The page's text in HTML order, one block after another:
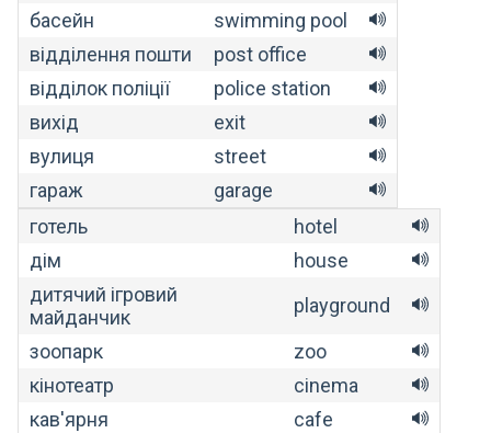
басейн
swimming pool
відділення пошти
post office
відділок поліції
police station
вихід
exit
вулиця
street
гараж
garage
готель
hotel
дім
house
дитячий ігровий
майданчик
playground
зоопарк
zoo
кінотеатр
cinema
кав'ярня
cafe